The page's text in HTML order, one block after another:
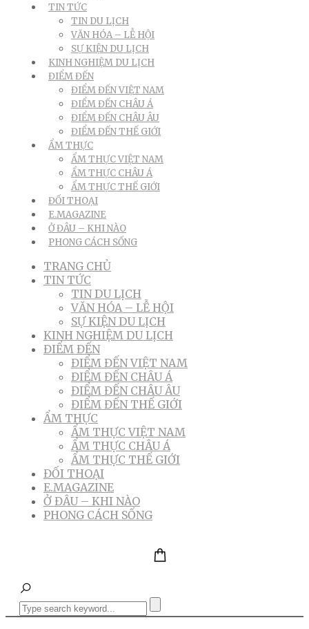
TIN TỨC
TIN DU LỊCH
VĂN HÓA – LỄ HỘI
SỰ KIỆN DU LỊCH
KINH NGHIỆM DU LỊCH
ĐIỂM ĐẾN
ĐIỂM ĐẾN VIỆT NAM
ĐIỂM ĐẾN CHÂU Á
ĐIỂM ĐẾN CHÂU ÂU
ĐIỂM ĐẾN THẾ GIỚI
ẨM THỰC
ẨM THỰC VIỆT NAM
ẨM THỰC CHÂU Á
ẨM THỰC THẾ GIỚI
ĐỐI THOẠI
E.MAGAZINE
Ở ĐÂU – KHI NÀO
PHONG CÁCH SỐNG
TRANG CHỦ
TIN TỨC
TIN DU LỊCH
VĂN HÓA – LỄ HỘI
SỰ KIỆN DU LỊCH
KINH NGHIỆM DU LỊCH
ĐIỂM ĐẾN
ĐIỂM ĐẾN VIỆT NAM
ĐIỂM ĐẾN CHÂU Á
ĐIỂM ĐẾN CHÂU ÂU
ĐIỂM ĐẾN THẾ GIỚI
ẨM THỰC
ẨM THỰC VIỆT NAM
ẨM THỰC CHÂU Á
ẨM THỰC THẾ GIỚI
ĐỐI THOẠI
E.MAGAZINE
Ở ĐÂU – KHI NÀO
PHONG CÁCH SỐNG